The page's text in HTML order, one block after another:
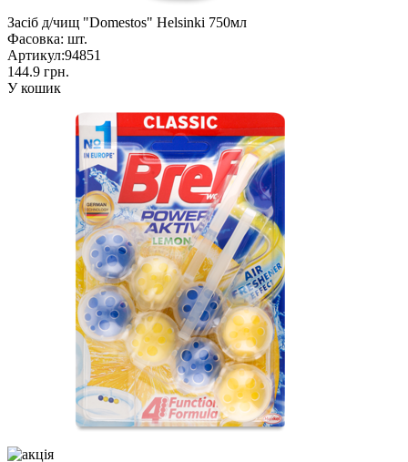
Засіб д/чищ "Domestos" Helsinki 750мл
Фасовка: шт.
Артикул:94851
144.9 грн.
У кошик